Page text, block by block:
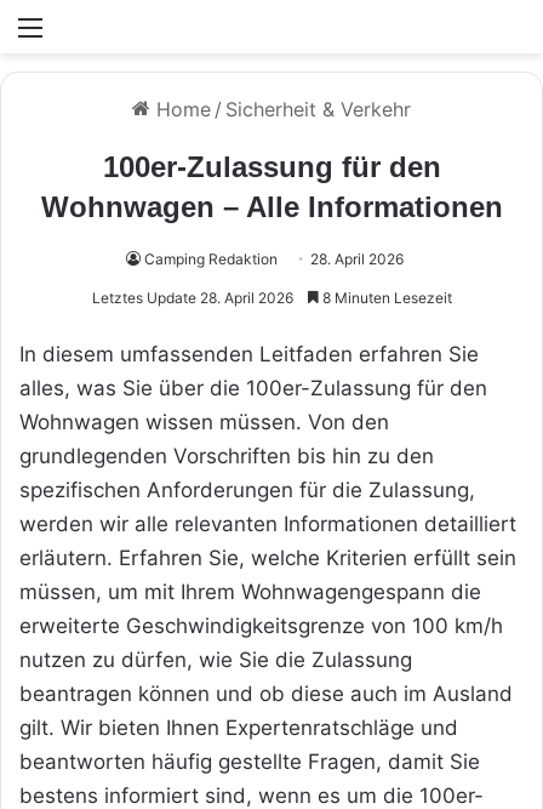
Home / Sicherheit & Verkehr
100er-Zulassung für den
Wohnwagen – Alle Informationen
Camping Redaktion 28. April 2026
Letztes Update 28. April 2026 8 Minuten Lesezeit
In diesem umfassenden Leitfaden erfahren Sie
alles, was Sie über die 100er-Zulassung für den
Wohnwagen wissen müssen. Von den
grundlegenden Vorschriften bis hin zu den
spezifischen Anforderungen für die Zulassung,
werden wir alle relevanten Informationen detailliert
erläutern. Erfahren Sie, welche Kriterien erfüllt sein
müssen, um mit Ihrem Wohnwagengespann die
erweiterte Geschwindigkeitsgrenze von 100 km/h
nutzen zu dürfen, wie Sie die Zulassung
beantragen können und ob diese auch im Ausland
gilt. Wir bieten Ihnen Expertenratschläge und
beantworten häufig gestellte Fragen, damit Sie
bestens informiert sind, wenn es um die 100er-